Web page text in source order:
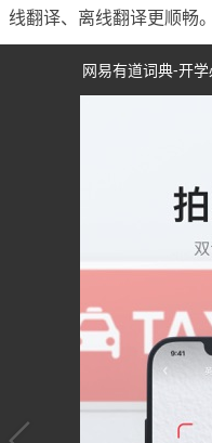
线翻译、离线翻译更顺畅。
网易有道词典-开